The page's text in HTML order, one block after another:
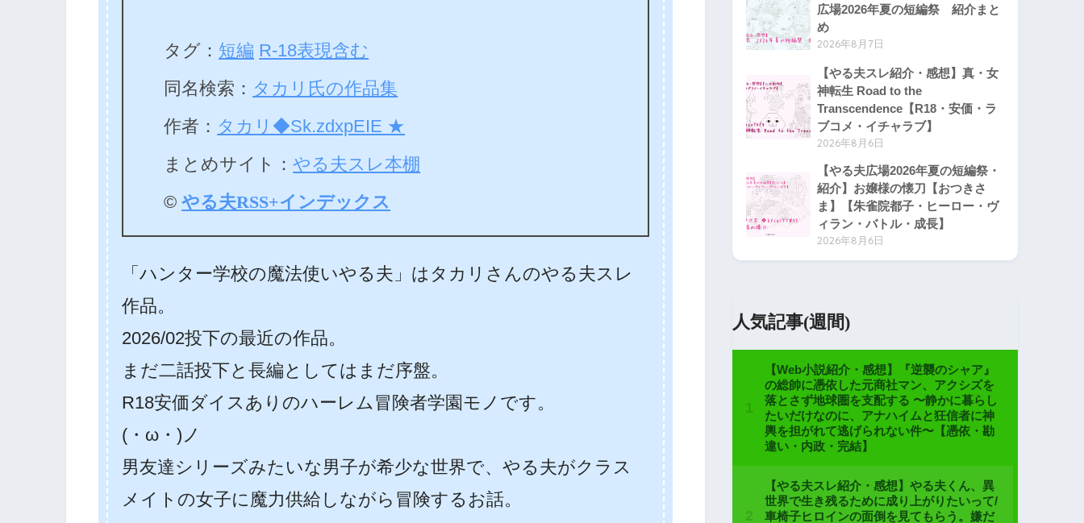
タグ： 短編 R-18表現含む
同名検索： タカリ氏の作品集
作者： タカリ◆Sk.zdxpEIE ★
まとめサイト：やる夫スレ本棚
©やる夫RSS+インデックス
「ハンター学校の魔法使いやる夫」はタカリさんのやる夫スレ
作品。
2026/02投下の最近の作品。
まだ二話投下と長編としてはまだ序盤。
R18安価ダイスありのハーレム冒険者学園モノです。
(・ω・)ノ
男友達シリーズみたいな男子が希少な世界で、やる夫がクラス
メイトの女子に魔力供給しながら冒険するお話。
広場2026年夏の短編祭 紹介まと
め
2026年8月7日
【やる夫スレ紹介・感想】真・女
神転生 Road to the
Transcendence【R18・安価・ラ
ブコメ・イチャラブ】
2026年8月6日
【やる夫広場2026年夏の短編祭・
紹介】お嬢様の懐刀【おつきさ
ま】【朱雀院都子・ヒーロー・ヴ
ィラン・バトル・成長】
2026年8月6日
人気記事(週間)